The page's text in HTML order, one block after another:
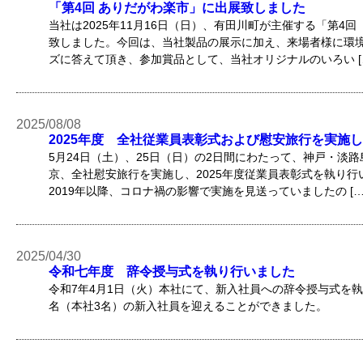
「第4回 ありだがわ楽市」に出展致しました
当社は2025年11月16日（日）、有田川町が主催する「第4
致しました。今回は、当社製品の展示に加え、来場者様に環
ズに答えて頂き、参加賞品として、当社オリジナルのいろい
2025/08/08
2025年度 全社従業員表彰式および慰安旅行を実施
5月24日（土）、25日（日）の2日間にわたって、神戸・淡
京、全社慰安旅行を実施し、2025年度従業員表彰式を執り
2019年以降、コロナ禍の影響で実施を見送っていましたの
2025/04/30
令和七年度 辞令授与式を執り行いました
令和7年4月1日（火）本社にて、新入社員への辞令授与式を
名（本社3名）の新入社員を迎えることができました。